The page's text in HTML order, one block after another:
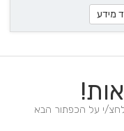
מידע
לחצ/י על הכפתור הבא